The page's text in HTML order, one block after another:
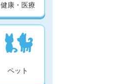
健康・医療
ペット